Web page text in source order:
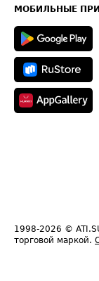
Техническая
МОБИЛЬНЫЕ
1998-2026 ©
торговой маркой.